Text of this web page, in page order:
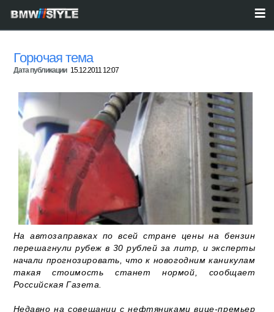
Горючая тема
Дата публикации 15.12.2011 12:07
На автозаправках по всей стране цены на бензин
перешагнули рубеж в 30 рублей за литр, и эксперты
начали прогнозировать, что к новогодним каникулам
такая стоимость станет нормой, сообщает
Российская Газета.
Недавно на совещании с нефтяниками вице-премьер